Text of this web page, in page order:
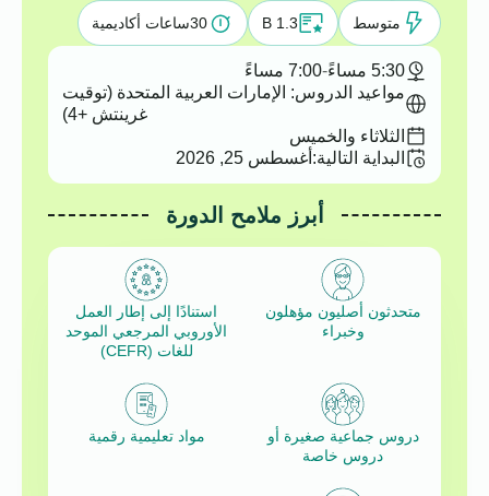
متوسط B 1.3
30ساعات أكاديمية
5:30 مساءً -7:00 مساءً
مواعيد الدروس: الإمارات العربية المتحدة (توقيت
غرينتش +4)
الثلاثاء والخميس
البداية التالية: أغسطس 25, 2026
أبرز ملامح الدورة
متحدثون أصليون مؤهلون
وخبراء
استنادًا إلى إطار العمل
الأوروبي المرجعي الموحد
للغات (CEFR)
دروس جماعية صغيرة أو
دروس خاصة
مواد تعليمية رقمية